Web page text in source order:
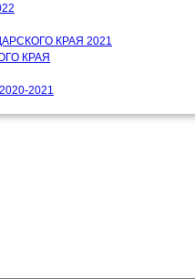
КРАЯ 2021
КРАЯ
2021